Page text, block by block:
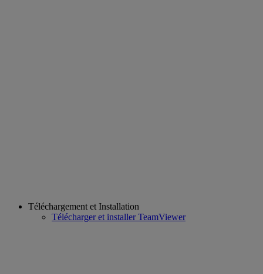
Téléchargement et Installation
Télécharger et installer TeamViewer